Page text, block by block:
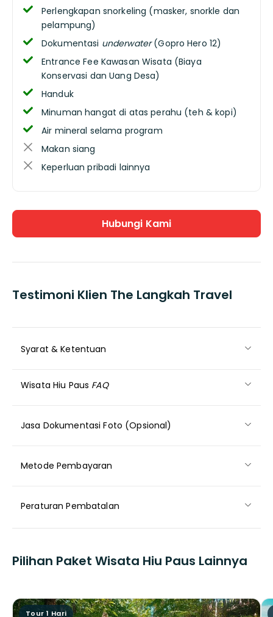
Perlengkapan snorkeling (masker, snorkle dan
pelampung)
Dokumentasi underwater(Gopro Hero 12)
Entrance Fee Kawasan Wisata (Biaya
Konservasi dan Uang Desa)
Handuk
Minuman hangat di atas perahu (teh & kopi)
Air mineral selama program
Makan siang
Keperluan pribadi lainnya
Hubungi Kami
Testimoni Klien The Langkah Travel
Syarat & Ketentuan
Wisata Hiu Paus FAQ
Jasa Dokumentasi Foto (Opsional)
Metode Pembayaran
Peraturan Pembatalan
Pilihan Paket Wisata Hiu Paus Lainnya
Tour 1 Hari